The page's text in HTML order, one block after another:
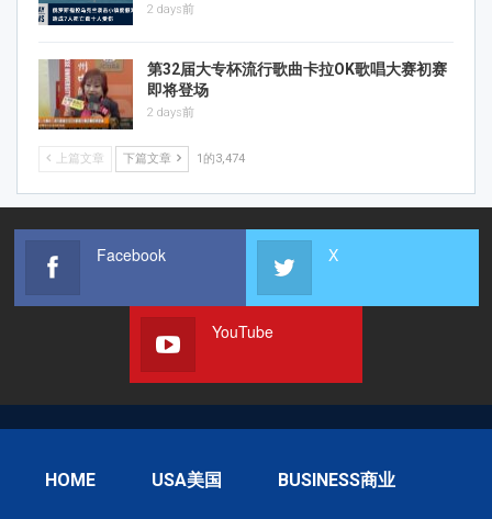
2 days前
第32届大专杯流行歌曲卡拉OK歌唱大赛初赛
即将登场
2 days前
上篇文章 下篇文章 1的3,474
Facebook X
YouTube
HOME USA美国 BUSINESS商业